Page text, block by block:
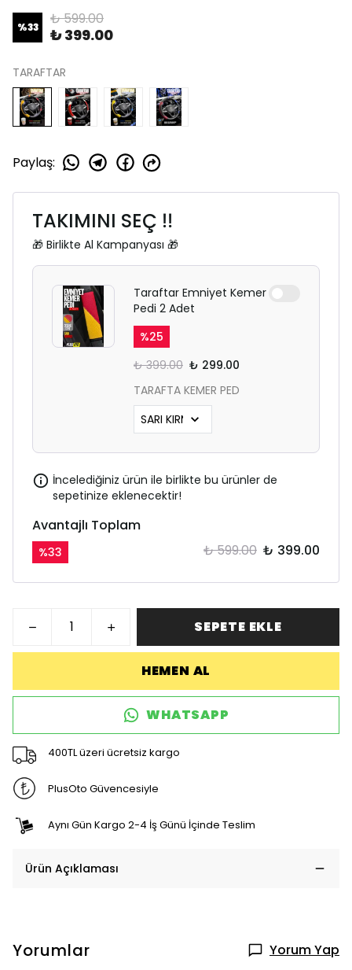
%33 ₺ 599.00
₺ 399.00
TARAFTAR
Paylaş:
TAKIMINI SEÇ ‼️
🎁 Birlikte Al Kampanyası 🎁
Taraftar Emniyet Kemer
Pedi 2 Adet
%25
₺ 399.00 ₺ 299.00
TARAFTA KEMER PED
İncelediğiniz ürün ile birlikte bu ürünler de
sepetinize eklenecektir!
Avantajlı Toplam
%33 ₺ 599.00 ₺ 399.00
SEPETE EKLE
HEMEN AL
WHATSAPP
400TL üzeri ücretsiz kargo
PlusOto Güvencesiyle
Aynı Gün Kargo 2-4 İş Günü İçinde Teslim
Ürün Açıklaması
Yorumlar Yorum Yap